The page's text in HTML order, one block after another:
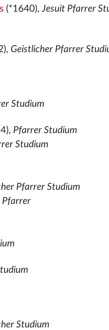
(*1640),Jesuit Pfarrer
Geistlicher Pfarrer
Studium
Pfarrer Studium
Studium
Pfarrer Studium
Pfarrer
Studium